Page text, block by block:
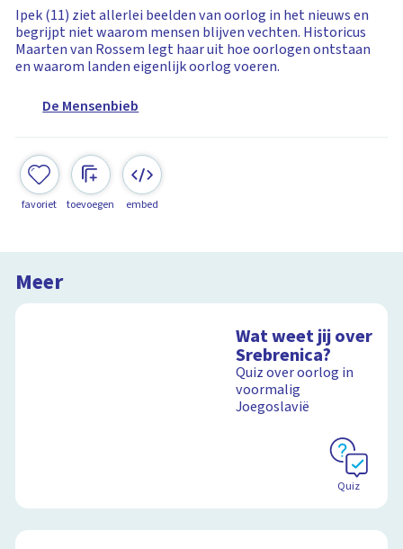
Ipek (11) ziet allerlei beelden van oorlog in het nieuws en
begrijpt niet waarom mensen blijven vechten. Historicus
Maarten van Rossem legt haar uit hoe oorlogen ontstaan
en waarom landen eigenlijk oorlog voeren.
De Mensenbieb
favoriet toevoegen embed
Meer
Wat weet jij over
Srebrenica?
Quiz over oorlog in
voormalig
Joegoslavië
Quiz